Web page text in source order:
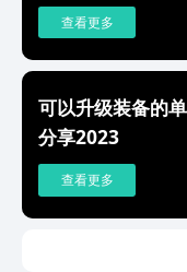
查看更多
可以升级装备的
分享2023
查看更多